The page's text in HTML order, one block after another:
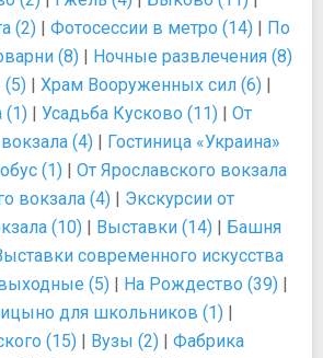
(2) | Фотосессии в метро (14) | По
(8) | Ночные развлечения (8)
(5) | Храм Вооруженных сил (6) |
(1) | Усадьба Кусково (11) | От
(4) | Гостиница «Украина»
(1) | От Ярославского вокзала
вокзала (4) | Экскурсии от
(10) | Выставки (14) | Башня
современного искусства
(5) | На Рождество (39) |
для школьников (1) |
(15) | Вузы (2) | Фабрика